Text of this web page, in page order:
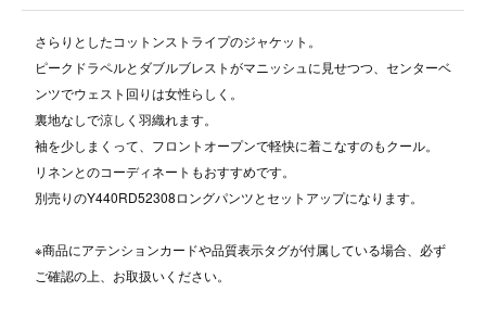
さらりとしたコットンストライプのジャケット。
ピークドラペルとダブルブレストがマニッシュに見せつつ、センターベ
ンツでウェスト回りは女性らしく。
裏地なしで涼しく羽織れます。
袖を少しまくって、フロントオープンで軽快に着こなすのもクール。
リネンとのコーディネートもおすすめです。
別売りのY440RD52308ロングパンツとセットアップになります。
※商品にアテンションカードや品質表示タグが付属している場合、必ず
ご確認の上、お取扱いください。